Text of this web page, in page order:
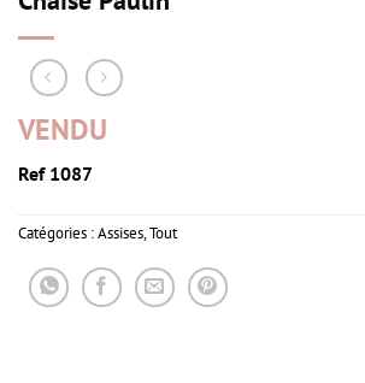
VENDU
Ref 1087
Catégories :Assises,Tout